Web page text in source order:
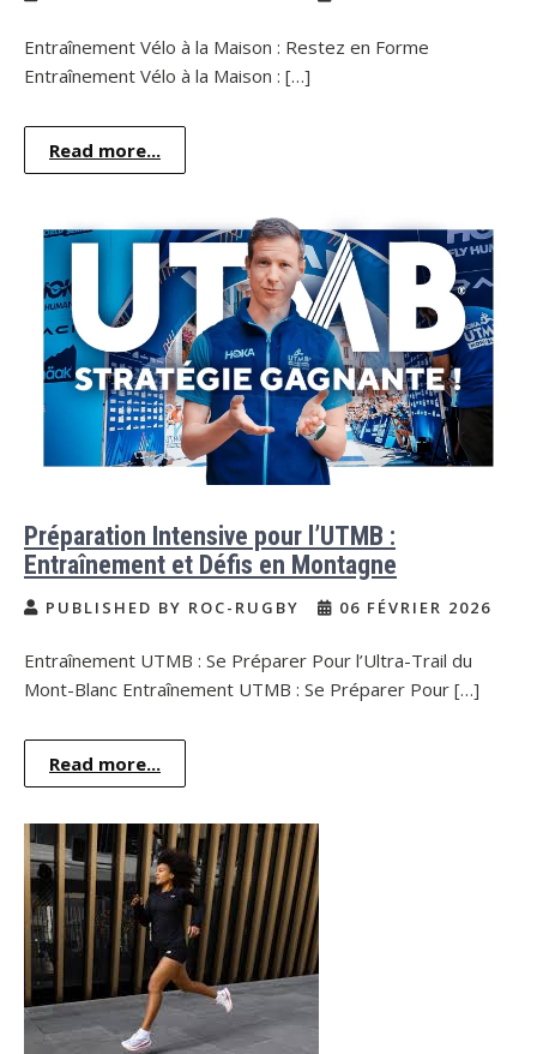
Entraînement Vélo à la Maison : Restez en Forme
Entraînement Vélo à la Maison : […]
Read more...
Préparation Intensive pour l’UTMB :
Entraînement et Défis en Montagne
PUBLISHED BY ROC-RUGBY 06 FÉVRIER 2026
Entraînement UTMB : Se Préparer Pour l’Ultra-Trail du
Mont-Blanc Entraînement UTMB : Se Préparer Pour […]
Read more...